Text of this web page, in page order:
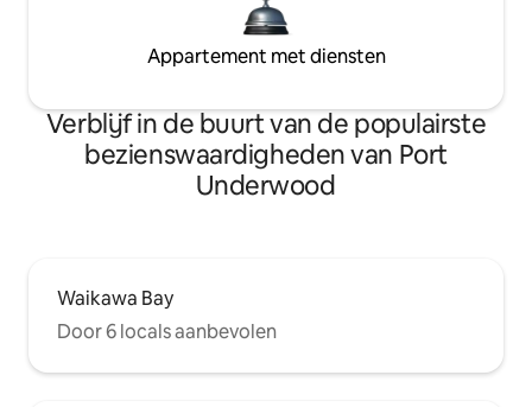
Appartement met diensten
Verblijf in de buurt van de populairste
bezienswaardigheden van Port
Underwood
Waikawa Bay
Door 6 locals aanbevolen